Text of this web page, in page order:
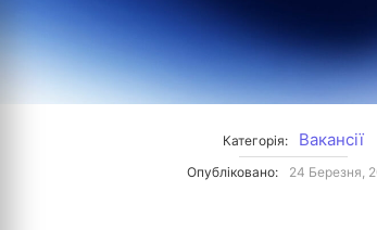
Категорія: Вакансії
Опубліковано: 24 Березня,